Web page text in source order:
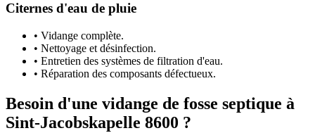
Citernes d'eau de pluie
• Vidange complète.
• Nettoyage et désinfection.
• Entretien des systèmes de filtration d'eau.
• Réparation des composants défectueux.
Besoin d'une vidange de fosse septique à
Sint-Jacobskapelle 8600 ?